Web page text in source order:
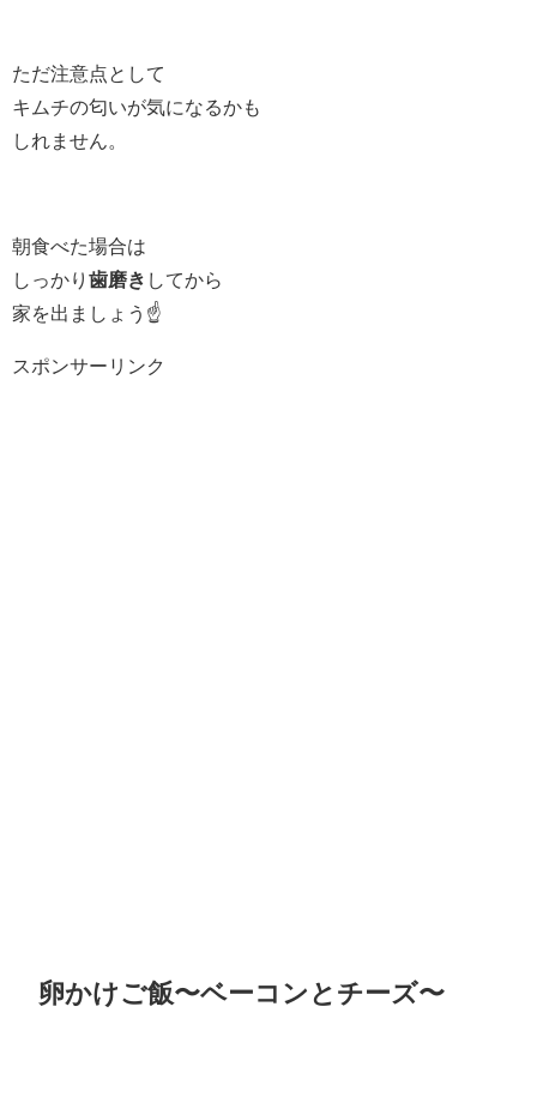
ただ注意点として
キムチの匂いが気になるかも
しれません。
朝食べた場合は
しっかり 歯磨き してから
家を出ましょう☝️
スポンサーリンク
卵かけご飯〜ベーコンとチーズ〜